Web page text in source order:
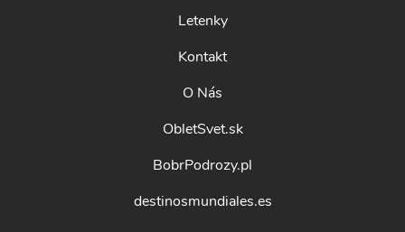
Letenky
Kontakt
O Nás
ObletSvet.sk
BobrPodrozy.pl
destinosmundiales.es